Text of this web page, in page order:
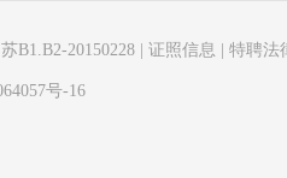
B1.B2-20150228 证照信息 特聘法
号-16